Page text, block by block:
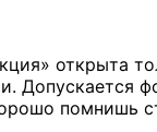
открыта
Допускается
помнишь